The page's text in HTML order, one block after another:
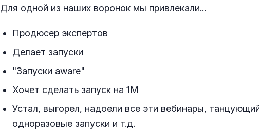
Для одной из наших воронок мы привлекали...
Продюсер экспертов
Делает запуски
"Запуски aware"
Хочет сделать запуск на 1М
Устал, выгорел, надоели все эти вебинары,
одноразовые запуски и т.д.